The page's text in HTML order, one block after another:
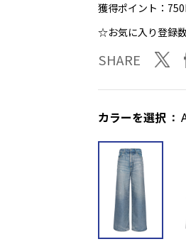
獲得ポイント：
☆お気に入り登録数
SHARE
カラーを選択